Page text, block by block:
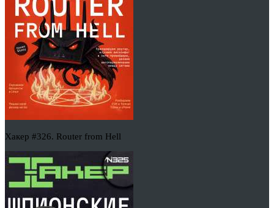
Хакер #326. Router from Hell